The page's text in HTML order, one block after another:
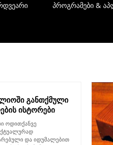
პროგრამები &
განთქმული
ისტორები
ოდითქანვე
და იდუმალებით